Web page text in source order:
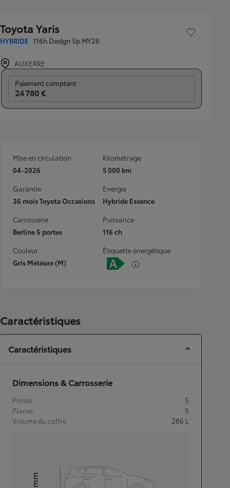
Toyota Yaris
HYBRIDE 116h Design 5p MY26
Sauvegarder le
AUXERRE
Paiement comptant
24 780 €
Mise en circulation
04-2026
Kilométrage
5 000 km
Garantie
36 mois Toyota Occasions
Energie
Hybride Essence
Carrosserie
Berline 5 portes
Puissance
116 ch
Couleur
Gris Météore (M)
Étiquette énergétique
Caractéristiques
Caractéristiques
Dimensions & Carrosserie
Portes
5
Places
5
Volume du coffre
286 L
mm